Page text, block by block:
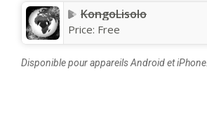
KongoLisolo
Price: Free
Disponible pour appareils Android et iPhone.